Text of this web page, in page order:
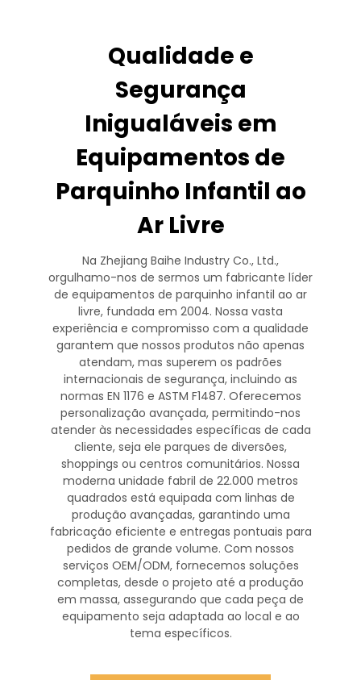
Qualidade e
Segurança
Inigualáveis em
Equipamentos de
Parquinho Infantil ao
Ar Livre
Na Zhejiang Baihe Industry Co., Ltd.,
orgulhamo-nos de sermos um fabricante líder
de equipamentos de parquinho infantil ao ar
livre, fundada em 2004. Nossa vasta
experiência e compromisso com a qualidade
garantem que nossos produtos não apenas
atendam, mas superem os padrões
internacionais de segurança, incluindo as
normas EN 1176 e ASTM F1487. Oferecemos
personalização avançada, permitindo-nos
atender às necessidades específicas de cada
cliente, seja ele parques de diversões,
shoppings ou centros comunitários. Nossa
moderna unidade fabril de 22.000 metros
quadrados está equipada com linhas de
produção avançadas, garantindo uma
fabricação eficiente e entregas pontuais para
pedidos de grande volume. Com nossos
serviços OEM/ODM, fornecemos soluções
completas, desde o projeto até a produção
em massa, assegurando que cada peça de
equipamento seja adaptada ao local e ao
tema específicos.